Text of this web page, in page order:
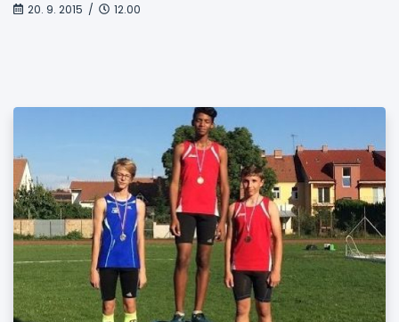
20. 9. 2015 / 12.00